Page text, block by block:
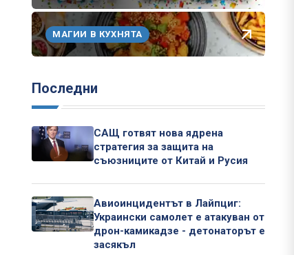
МАГИИ В КУХНЯТА
Последни
САЩ готвят нова ядрена
стратегия за защита на
съюзниците от Китай и Русия
Авиоинцидентът в Лайпциг:
Украински самолет е атакуван от
дрон-камикадзе - детонаторът е
засякъл